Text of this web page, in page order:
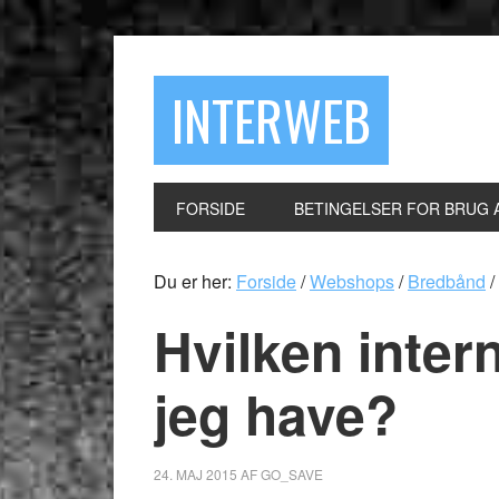
INTERWEB
FORSIDE BETINGELSER FOR BRUG
Du er her: Forside/Webshops/ Bredbånd /
Hvilken
jeg have?
24. MAJ 2015 AFGO_SAVE